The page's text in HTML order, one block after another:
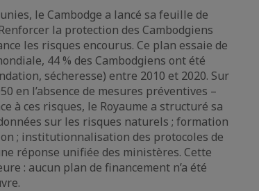
le Cambodge a lancé sa feuille de
la protection des Cambodgiens
les risques encourus. Ce plan essaie de
44 % des Cambodgiens ont été
sécheresse) entre 2010 et 2020. Sur
en l’absence de mesures préventives –
à ces risques, le Royaume a structuré sa
sur les risques naturels ; formation
; institutionnalisation des protocoles de
réponse unifiée des ministères. Cette
: aucun plan de financement n’a été